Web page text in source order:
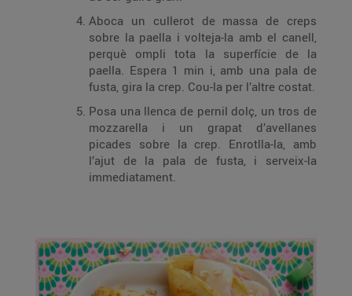
Aboca un cullerot de massa de creps
sobre la paella i volteja-la amb el canell,
perquè ompli tota la superfície de la
paella. Espera 1 min i, amb una pala de
fusta, gira la crep. Cou-la per l’altre costat.
Posa una llenca de pernil dolç, un tros de
mozzarella i un grapat d’avellanes
picades sobre la crep. Enrotlla-la, amb
l’ajut de la pala de fusta, i serveix-la
immediatament.